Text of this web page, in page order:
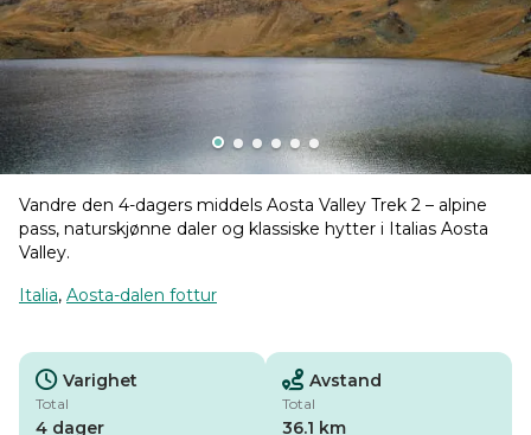
Vandre den 4-dagers middels Aosta Valley Trek 2 – alpine
pass, naturskjønne daler og klassiske hytter i Italias Aosta
Valley.
Italia, Aosta-dalen fottur
Varighet
Total
4 dager
Avstand
Total
36.1 km